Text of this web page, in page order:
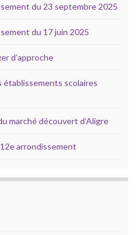
du 23 septembre 2025
du 17 juin 2025
d’approche
scolaires
marché découvert d’Aligre
arrondissement